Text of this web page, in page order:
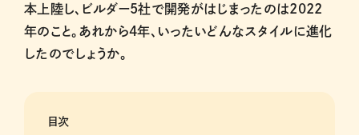
本上陸し、ビルダー5社で開発がはじまったのは2022
年のこと。あれから4年、いったいどんなスタイルに進化
したのでしょうか。
目次